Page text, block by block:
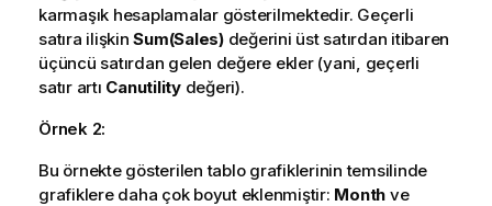
karmaşık hesaplamalar gösterilmektedir. Geçerli
satıra ilişkinSum(Sales)değerini üst satırdan itibaren
üçüncü satırdan gelen değere ekler (yani, geçerli
satır artı Canutilitydeğeri).
Örnek 2:
Bu örnekte gösterilen tablo grafiklerinin temsilinde
grafiklere daha çok boyut eklenmiştir: Month ve